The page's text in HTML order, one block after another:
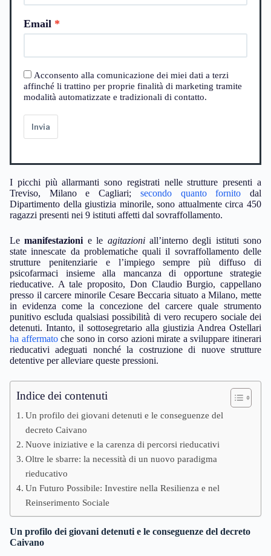
Email
Acconsento alla comunicazione dei miei dati a terzi
affinché li trattino per proprie finalità di marketing tramite
modalità automatizzate e tradizionali di contatto.
Invia
I picchi più allarmanti sono registrati nelle strutture presenti a
Treviso, Milano e Cagliari; secondo quanto fornito dal
Dipartimento della giustizia minorile, sono attualmente circa 450
ragazzi presenti nei 9 istituti affetti dal sovraffollamento.
Lemanifestazioni e le agitazioniall’interno degli istituti sono
state innescate da problematiche quali il sovraffollamento delle
strutture penitenziarie e l’impiego sempre più diffuso di
psicofarmaci insieme alla mancanza di opportune strategie
rieducative. A tale proposito, Don Claudio Burgio, cappellano
presso il carcere minorile Cesare Beccaria situato a Milano, mette
in evidenza come la concezione del carcere quale strumento
punitivo escluda qualsiasi possibilità di vero recupero sociale dei
detenuti. Intanto, il sottosegretario alla giustizia Andrea Ostellari
ha affermatoche sono in corso azioni mirate a sviluppare itinerari
rieducativi adeguati nonché la costruzione di nuove strutture
detentive per alleviare queste pressioni.
Indice dei contenuti
Un profilo dei giovani detenuti e le conseguenze del
decreto Caivano
Nuove iniziative e la carenza di percorsi rieducativi
Oltre le sbarre: la necessità di un nuovo paradigma
rieducativo
Un Futuro Possibile: Investire nella Resilienza e nel
Reinserimento Sociale
Un profilo dei giovani detenuti e le conseguenze del decreto
Caivano